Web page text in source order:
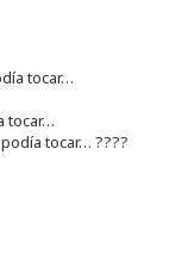
tocar…
tocar… ????